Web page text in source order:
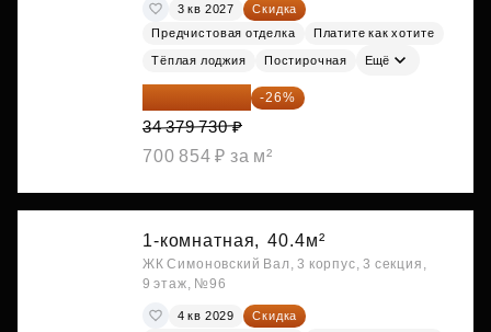
3 кв 2027
Скидка
Предчистовая отделка
Платите как хотите
Тёплая лоджия Постирочная Ещё
25 441 000 ₽ -26%
34 379 730 ₽
700 854 ₽ за м²
1-комнатная, 40.4м²
ЖК Симоновский Вал, 3 корпус, 3 секция,
9 этаж, №96
4 кв 2029
Скидка